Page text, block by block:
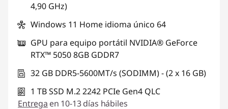
4,90 GHz)
Windows 11 Home idioma único 64
GPU para equipo portátil NVIDIA® GeForce
RTX™ 5050 8GB GDDR7
32 GB DDR5-5600MT/s (SODIMM) - (2 x 16 GB)
1 TB SSD M.2 2242 PCIe Gen4 QLC
Entrega en 10-13 días hábiles